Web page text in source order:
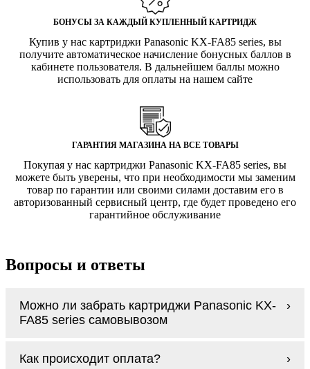
БОНУСЫ ЗА КАЖДЫЙ КУПЛЕННЫЙ КАРТРИДЖ
Купив у нас картриджи Panasonic KX-FA85 series, вы
получите автоматическое начисление бонусных баллов в
кабинете пользователя. В дальнейшем баллы можно
использовать для оплаты на нашем сайте
ГАРАНТИЯ МАГАЗИНА НА ВСЕ ТОВАРЫ
Покупая у нас картриджи Panasonic KX-FA85 series, вы
можете быть уверены, что при необходимости мы заменим
товар по гарантии или своими силами доставим его в
авторизованный сервисный центр, где будет проведено его
гарантийное обслуживание
Вопросы и ответы
Можно ли забрать картриджи Panasonic KX-
FA85 series самовывозом
доставим заказ и сделаем это бесплатно
Как происходит оплата?